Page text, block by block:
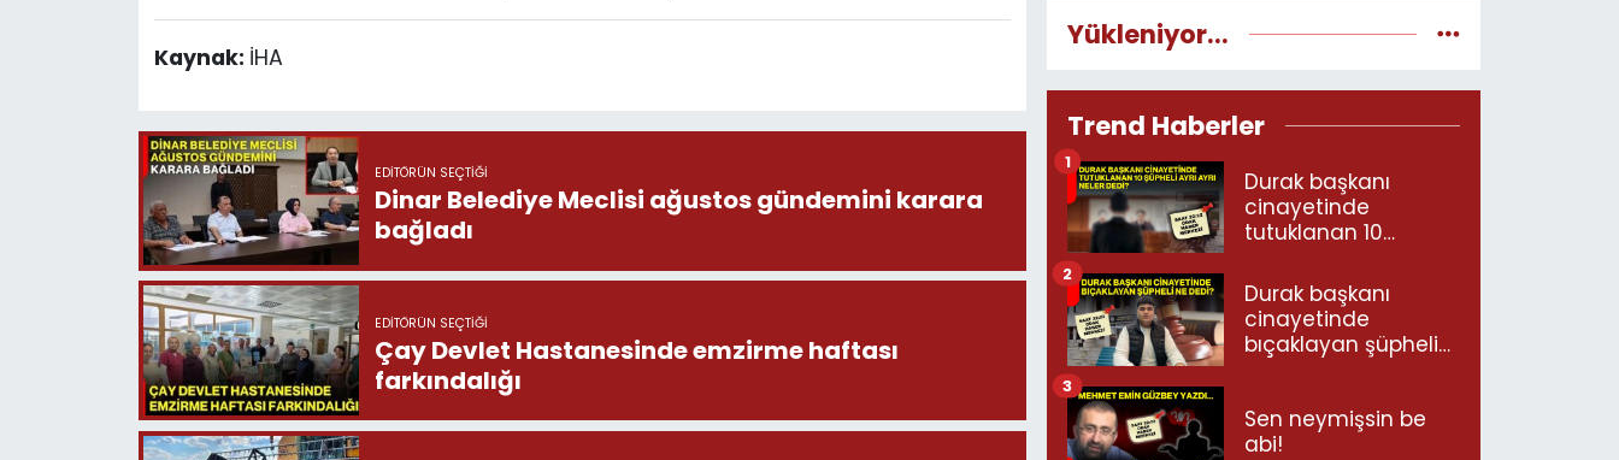
Kaynak: İHA
EDITÖRÜN SEÇTIĞI
Dinar Belediye Meclisi ağustos gündemini karara
bağladı
EDITÖRÜN SEÇTIĞI
Çay Devlet Hastanesinde emzirme haftası
farkındalığı
Yükleniyor...
Trend Haberler
Durak başkanı
cinayetinde
tutuklanan 10
neler dedi?
1
Durak başkanı
cinayetinde
bıçaklayan şüpheli
2
Sen neymişsin be
abi!
3